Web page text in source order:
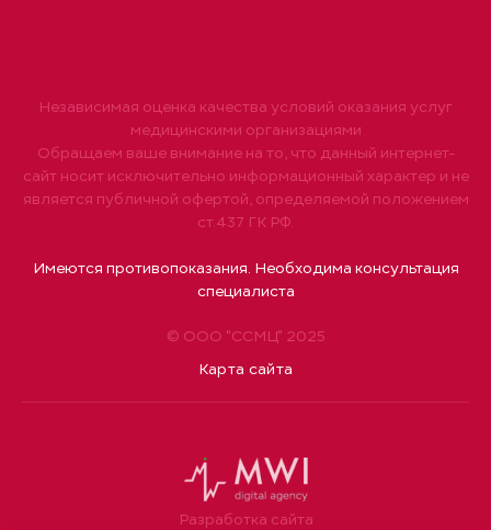
© ООО "ССМЦ" 2025
Карта сайта
Независимая оценка качества условий оказания услуг
медицинскими организациями
Обращаем ваше внимание на то, что данный интернет-
сайт носит исключительно информационный характер и не
является публичной офертой, определяемой положением
ст.437 ГК РФ.
Имеются противопоказания. Необходима консультация
специалиста
Разработка сайта